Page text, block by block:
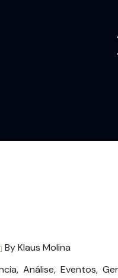
ByKlaus Molina
, Análise, Eventos,